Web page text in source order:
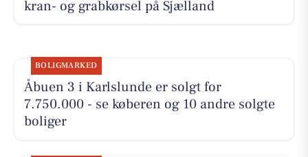
kran- og grabkørsel på Sjælland
BOLIGMARKED
Åbuen 3 i Karlslunde er solgt for
7.750.000 - se køberen og 10 andre solgte
boliger